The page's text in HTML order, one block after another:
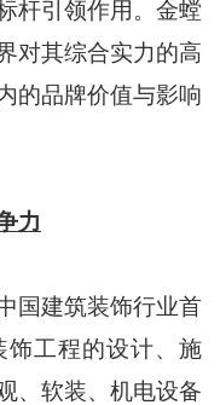
杆引领作用。金螳
对其综合实力的高
的品牌价值与影响
力
建筑装饰行业首
饰工程的设计、施
、软装、机电设备